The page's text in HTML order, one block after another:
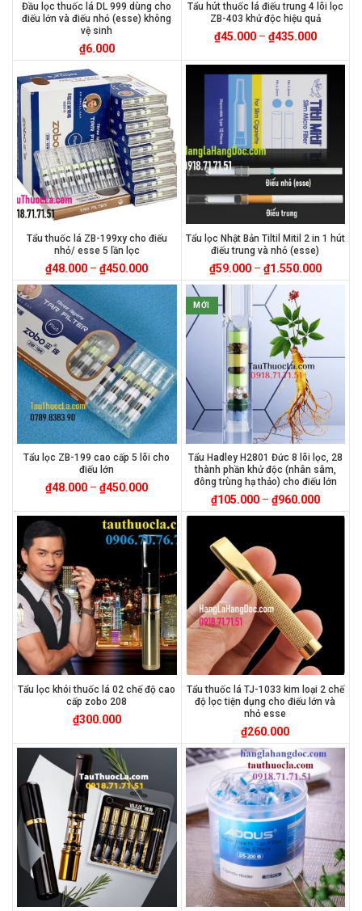
Đầu lọc thuốc lá DL 999 dùng cho
điếu lớn và điếu nhỏ (esse) không
vệ sinh
₫6.000
Tẩu hút thuốc lá điếu trung 4 lõi lọc
ZB-403 khử độc hiệu quả
₫45.000– ₫435.000
Tẩu thuốc lá ZB-199xy cho điếu
nhỏ/ esse 5 lần lọc
₫48.000 –₫450.000
Tẩu lọc Nhật Bản Tiltil Mitil 2 in 1 hút
điếu trung và nhỏ (esse)
₫59.000– ₫1.550.000
Tẩu lọc ZB-199 cao cấp 5 lõi cho
điếu lớn
₫48.000 –₫450.000
MỚI
Tẩu Hadley H2801 Đức 8 lõi lọc, 28
thành phần khử độc (nhân sâm,
đông trùng hạ thảo) cho điếu lớn
₫105.000– ₫960.000
Tẩu lọc khói thuốc lá 02 chế độ cao
cấp zobo 208
₫300.000
Tẩu thuốc lá TJ-1033 kim loại 2 chế
độ lọc tiện dụng cho điếu lớn và
nhỏ esse
₫260.000